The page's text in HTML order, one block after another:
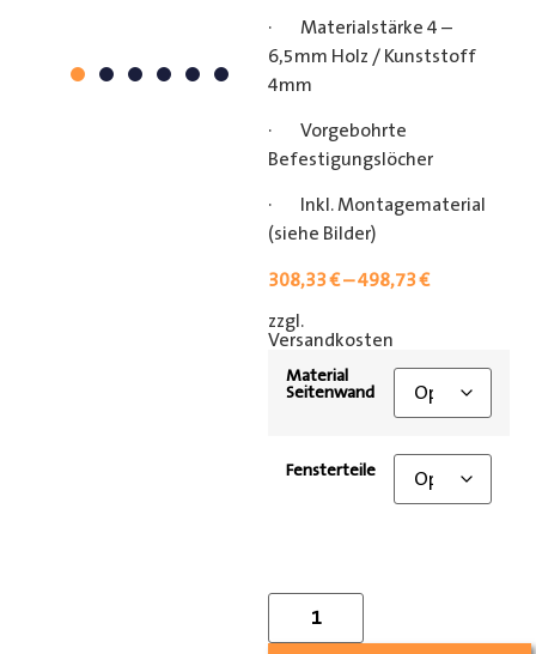
· Materialstärke 4 –
6,5mm Holz / Kunststoff
4mm
· Vorgebohrte
Befestigungslöcher
· Inkl. Montagematerial
(siehe Bilder)
308,33€–498,73€
zzgl.
Versandkosten
Material
Seitenwand
Fensterteile